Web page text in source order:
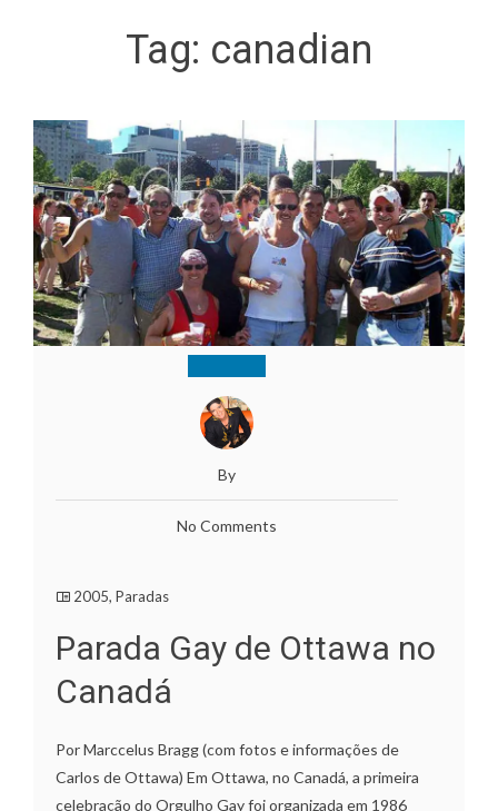
Tag: canadian
By
No Comments
2005, Paradas
Parada Gay de Ottawa no
Canadá
Por Marccelus Bragg (com fotos e informações de
Carlos de Ottawa) Em Ottawa, no Canadá, a primeira
celebração do Orgulho Gay foi organizada em 1986